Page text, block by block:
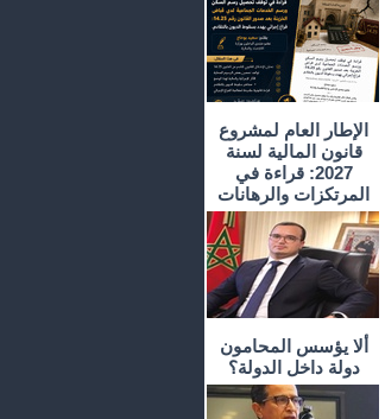
الإطار العام لمشروع
قانون المالية لسنة
2027: قراءة في
المرتكزات والرهانات
ألا يؤسس المحامون
دولة داخل الدولة؟